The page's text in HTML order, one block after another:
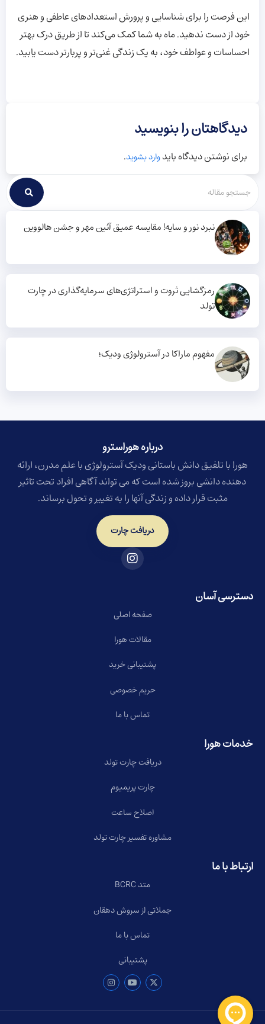
این فرصت را برای شناسایی و پرورش استعدادهای عاطفی و هنری
خود از دست ندهید. ماه به شما کمک می‌کند تا از طریق درک بهتر
احساسات و عواطف خود، به یک زندگی غنی‌تر و پربارتر دست یابید.
دیدگاهتان را بنویسید
برای نوشتن دیدگاه بایدوارد بشوید.
نبرد نور و سایه! مقایسه عمیق آئین مهر و جشن هالووین
رمزگشایی ثروت و استراتژی‌های سرمایه‌گذاری در چارت
تولد
مفهوم ماراکا در آسترولوژی ودیک؛
درباره هوراسترو​
هورا با تلفیق دانش باستانی ودیک آسترولوژی با علم مدرن، ارائه
دهنده دانشی بروز شده است که می تواند آگاهی افراد تحت تاثیر
مثبت قرار داده و زندگی آنها را به تغییر و تحول برساند.
دریافت چارت
دسترسی آسان
صفحه اصلی
مقالات هورا
پشتیبانی خرید
حریم خصوصی
تماس با ما
خدمات هورا
دریافت چارت تولد
چارت پریمیوم
اصلاح ساعت
مشاوره تفسیر چارت تولد
ارتباط با ما
متد BCRC
جملاتی از سروش دهقان
تماس با ما
پشتیبانی